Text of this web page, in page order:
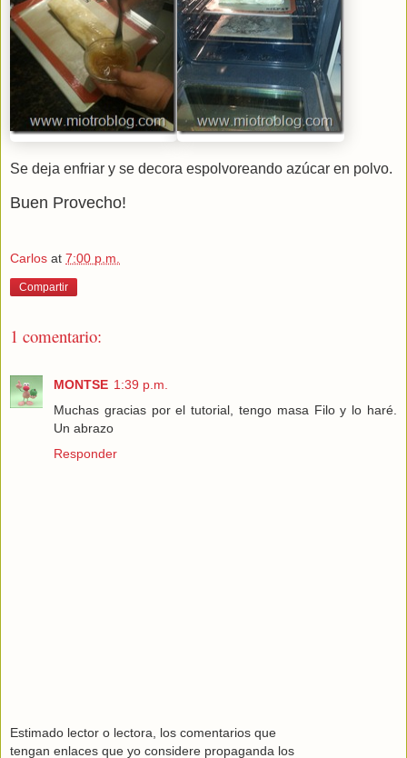
Se deja enfriar y se decora espolvoreando azúcar en polvo.
Buen Provecho!
Carlos at 7:00 p.m.
Compartir
1 comentario:
MONTSE 1:39 p.m.
Muchas gracias por el tutorial, tengo masa Filo y lo haré.
Un abrazo
Responder
Estimado lector o lectora, los comentarios que
tengan enlaces que yo considere propaganda los